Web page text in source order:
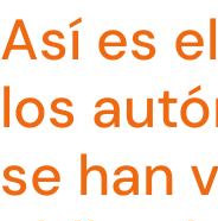
Así es
los
se han